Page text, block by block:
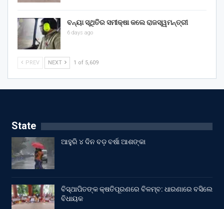
ବନ୍ୟା ସ୍ଥିତିର ସମୀକ୍ଷା କଲେ ରାଜସ୍ୱମନ୍ତ୍ରୀ
6 days ago
PREV NEXT 1 of 5,609
State
ଆହୁରି ୪ ଦିନ ବଡ଼ ବର୍ଷା ଆଶଙ୍କା
ବିସ୍ଥାପିତଙ୍କ କ୍ଷତିପୂରଣରେ ବିଳମ୍ବ: ଧାରଣାରେ ବସିଲେ
ବିଧାୟକ